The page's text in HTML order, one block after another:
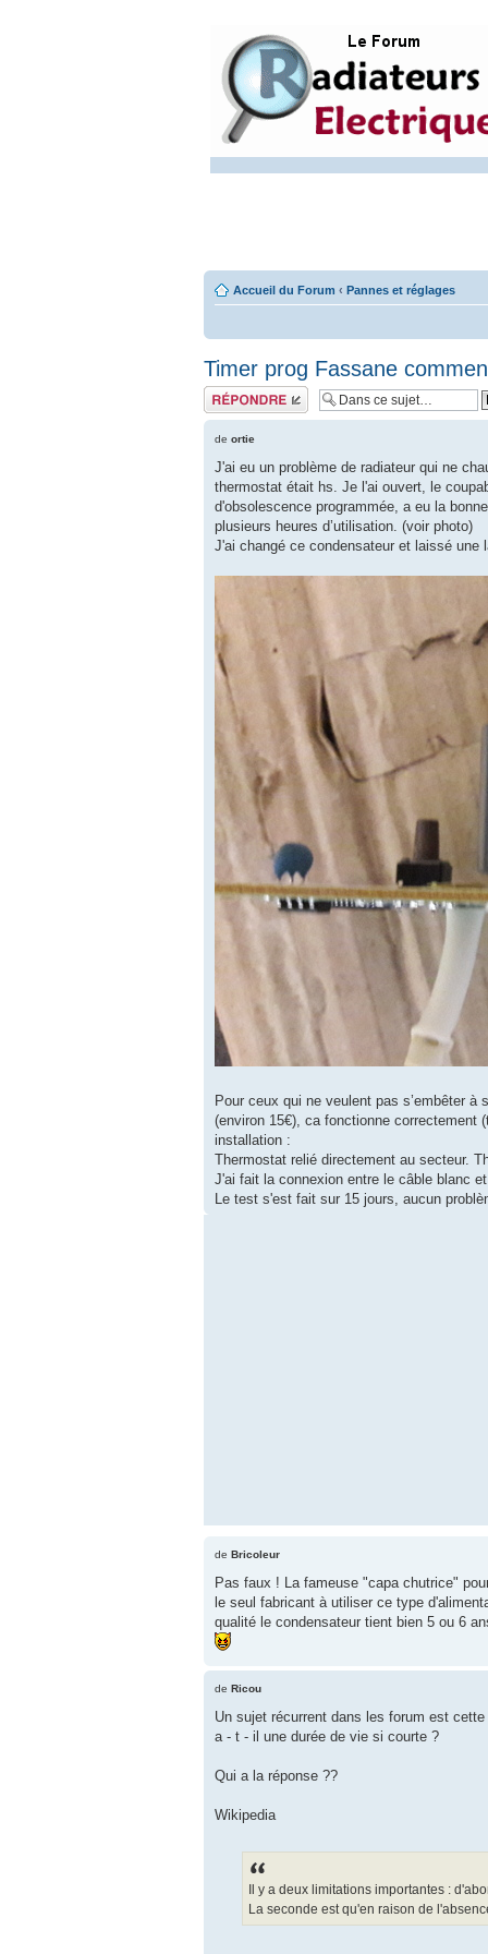
Accueil du Forum ‹ Pannes et réglages
Timer prog Fassane
Répondre
de ortie
J'ai eu un problème de radiateur qui ne
thermostat était hs. Je l'ai ouvert, le
d'obsolescence programmée, a eu la
plusieurs heures d’utilisation. (voir photo)
J'ai changé ce condensateur et laissé une
Pour ceux qui ne veulent pas s’embêter
(environ 15€), ca fonctionne correctement
installation :
Thermostat relié directement au secteur.
J'ai fait la connexion entre le câble blanc
Le test s'est fait sur 15 jours, aucun
de Bricoleur
Pas faux ! La fameuse "capa chutrice"
le seul fabricant à utiliser ce type
qualité le condensateur tient bien 5 ou 6
de Ricou
Un sujet récurrent dans les forum est
a - t - il une durée de vie si courte ?
Qui a la réponse ??
Wikipedia
Il y a deux limitations importantes :
La seconde est qu'en raison de